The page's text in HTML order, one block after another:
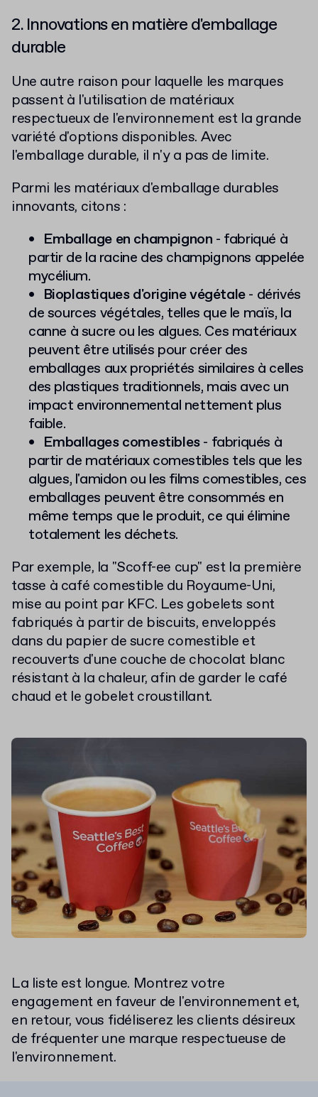
2. Innovations en matière d'emballage
durable
Une autre raison pour laquelle les marques
passent à l'utilisation de matériaux
respectueux de l'environnement est la grande
variété d'options disponibles. Avec
l'emballage durable, il n'y a pas de limite.
Parmi les matériaux d'emballage durables
innovants, citons :
Emballage en champignon - fabriqué à
partir de la racine des champignons appelée
mycélium.
Bioplastiques d'origine végétale- dérivés
de sources végétales, telles que le maïs, la
canne à sucre ou les algues. Ces matériaux
peuvent être utilisés pour créer des
emballages aux propriétés similaires à celles
des plastiques traditionnels, mais avec un
impact environnemental nettement plus
faible.
Emballages comestibles- fabriqués à
partir de matériaux comestibles tels que les
algues, l'amidon ou les films comestibles, ces
emballages peuvent être consommés en
même temps que le produit, ce qui élimine
totalement les déchets.
Par exemple, la "Scoff-ee cup" est la première
tasse à café comestible du Royaume-Uni,
mise au point par KFC. Les gobelets sont
fabriqués à partir de biscuits, enveloppés
dans du papier de sucre comestible et
recouverts d'une couche de chocolat blanc
résistant à la chaleur, afin de garder le café
chaud et le gobelet croustillant.
La liste est longue. Montrez votre
engagement en faveur de l'environnement et,
en retour, vous fidéliserez les clients désireux
de fréquenter une marque respectueuse de
l'environnement.